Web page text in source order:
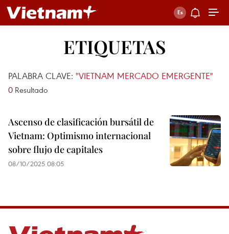
ETIQUETAS
PALABRA CLAVE: "VIETNAM MERCADO EMERGENTE"
0 Resultado
Ascenso de clasificación bursátil de
Vietnam: Optimismo internacional
sobre flujo de capitales
08/10/2025 08:05